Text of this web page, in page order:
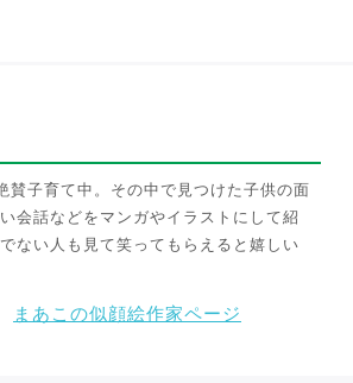
賛子育て中。その中で見つけた子供の面
会話などをマンガやイラストにして紹
ない人も見て笑ってもらえると嬉しい
まあこの似顔絵作家ページ